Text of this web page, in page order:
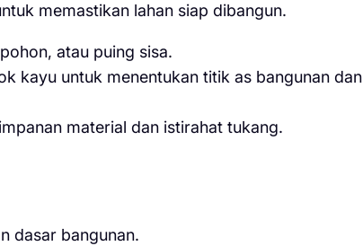
memastikan lahan siap dibangun.
atau puing sisa.
kayu untuk menentukan titik as bangunan dan
material dan istirahat tukang.
dasar bangunan.